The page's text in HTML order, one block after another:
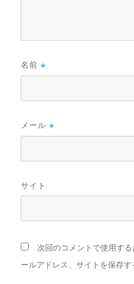
名前※
メール※
サイト
次回のコメントで使用す
ールアドレス、サイトを保存す